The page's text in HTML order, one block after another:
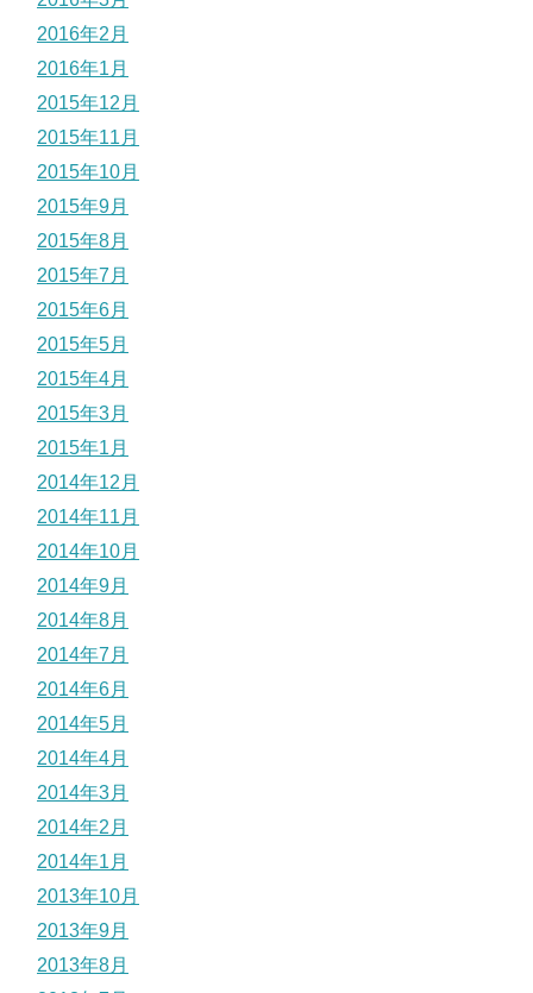
2016年2月
2016年1月
2015年12月
2015年11月
2015年10月
2015年9月
2015年8月
2015年7月
2015年6月
2015年5月
2015年4月
2015年3月
2015年1月
2014年12月
2014年11月
2014年10月
2014年9月
2014年8月
2014年7月
2014年6月
2014年5月
2014年4月
2014年3月
2014年2月
2014年1月
2013年10月
2013年9月
2013年8月